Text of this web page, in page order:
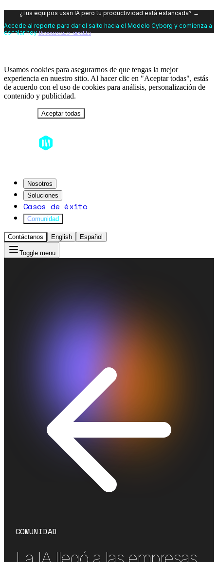
¿Tus equipos usan IA pero tu productividad está estancada? →
Accede al reporte para dar el salto hacia el Modelo Cyborg y comienza a
escalar hoy Descárgalo gratis
Usamos cookies para asegurarnos de que tengas la mejor
experiencia en nuestro sitio. Al hacer clic en "Aceptar todas", estás
de acuerdo con el uso de cookies para análisis, personalización de
contenido y publicidad.
Aceptar todas
Nosotros
Soluciones
Casos de éxito
Comunidad
Contáctanos English Español
Toggle menu
COMUNIDAD